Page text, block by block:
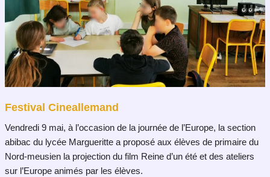
Festival Cineallemand
Vendredi 9 mai, à l’occasion de la journée de l’Europe, la section
abibac du lycée Margueritte a proposé aux élèves de primaire du
Nord-meusien la projection du film Reine d’un été et des ateliers
sur l’Europe animés par les élèves.